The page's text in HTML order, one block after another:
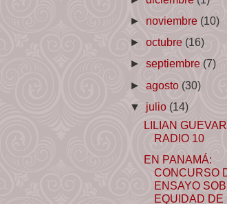
► noviembre (10)
►octubre (16)
►septiembre (7)
►agosto (30)
▼ julio (14)
LILIAN
RADIO 10
EN PANAMÁ:
CONCURSO
ENSAYO
EQUIDAD DE